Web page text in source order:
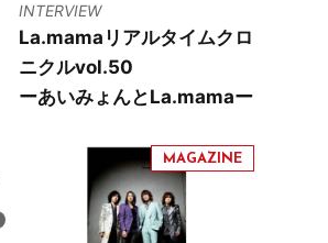
INTERVIEW
La.mamaリアルタイムクロ
ニクルvol.50
ーあいみょんとLa.mamaー